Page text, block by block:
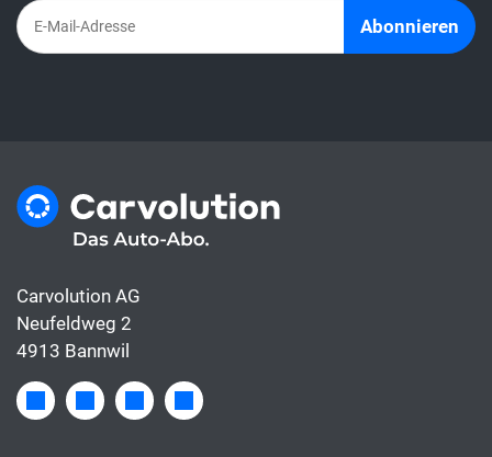
Abonnieren
Carvolution AG
Neufeldweg 2
4913 Bannwil